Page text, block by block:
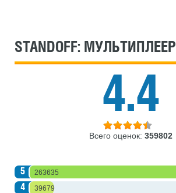
STANDOFF: МУЛЬТИПЛЕЕР
4.4
Всего оценок: 359802
5 263635
4 39679